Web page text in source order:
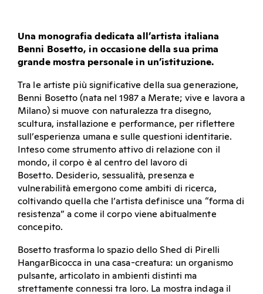
Una monografia dedicata all’artista italiana
Benni Bosetto, in occasione della sua prima
grande mostra personale in un’istituzione.
Tra le artiste più significative della sua generazione,
Benni Bosetto (nata nel 1987 a Merate; vive e lavora a
Milano) si muove con naturalezza tra disegno,
scultura, installazione e performance, per riflettere
sull’esperienza umana e sulle questioni identitarie.
Inteso come strumento attivo di relazione con il
mondo, il corpo è al centro del lavoro di
Bosetto. Desiderio, sessualità, presenza e
vulnerabilità emergono come ambiti di ricerca,
coltivando quella che l’artista definisce una “forma di
resistenza” a come il corpo viene abitualmente
concepito.
Bosetto trasforma lo spazio dello Shed di Pirelli
HangarBicocca in una casa-creatura: un organismo
pulsante, articolato in ambienti distinti ma
strettamente connessi tra loro. La mostra indaga il